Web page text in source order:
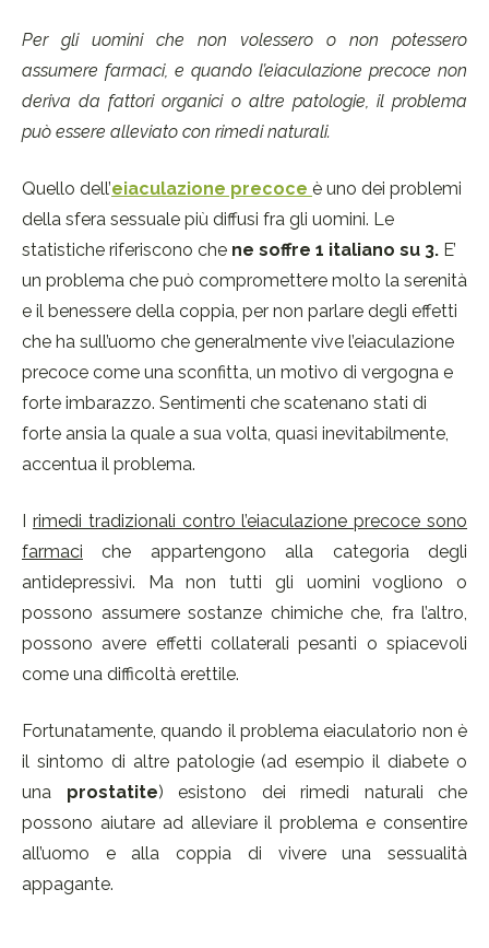
Per gli uomini che non volessero o non potessero
assumere farmaci, e quando l’eiaculazione precoce non
deriva da fattori organici o altre patologie, il problema
può essere alleviato con rimedi naturali.
Quello dell’eiaculazione precoce è uno dei problemi
della sfera sessuale più diffusi fra gli uomini. Le
statistiche riferiscono che ne soffre 1 italiano su 3. E’
un problema che può compromettere molto la serenità
e il benessere della coppia, per non parlare degli effetti
che ha sull’uomo che generalmente vive l’eiaculazione
precoce come una sconfitta, un motivo di vergogna e
forte imbarazzo. Sentimenti che scatenano stati di
forte ansia la quale a sua volta, quasi inevitabilmente,
accentua il problema.
rimedi tradizionali contro l’eiaculazione precoce sono
farmaci che appartengono alla categoria degli
antidepressivi. Ma non tutti gli uomini vogliono o
possono assumere sostanze chimiche che, fra l’altro,
possono avere effetti collaterali pesanti o spiacevoli
come una difficoltà erettile.
Fortunatamente, quando il problema eiaculatorio non è
il sintomo di altre patologie (ad esempio il diabete o
una prostatite) esistono dei rimedi naturali che
possono aiutare ad alleviare il problema e consentire
all’uomo e alla coppia di vivere una sessualità
appagante.